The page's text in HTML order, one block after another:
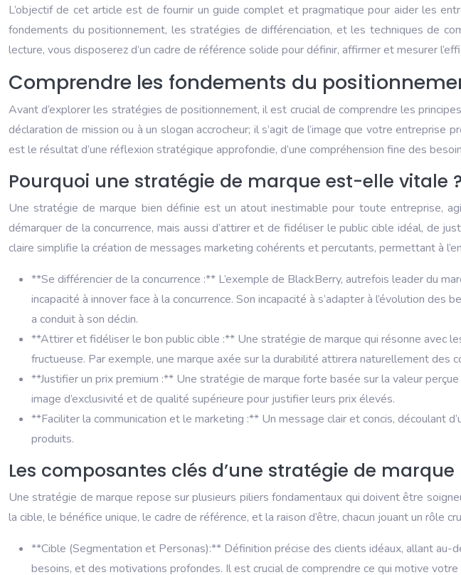
L’objectif de cet article est de fournir un guide complet et pragmatique pour aider les
fondements du positionnement, les stratégies de différenciation, et les techniques de
lecture, vous disposerez d’un cadre de référence solide pour définir, affirmer et mesurer
Comprendre les fondements du
Avant d’explorer les stratégies de positionnement, il est crucial de comprendre les
déclaration de mission ou à un slogan accrocheur; il s’agit de l’image que votre
est le résultat d’une réflexion stratégique approfondie, d’une compréhension fine des
Pourquoi une stratégie de marque est-elle vitale ?
Une stratégie de marque bien définie est un atout inestimable pour toute entreprise,
démarquer de la concurrence, mais aussi d’attirer et de fidéliser le public cible idéal, de
claire simplifie la création de messages marketing cohérents et percutants, permettant à
**Se différencier de la concurrence :** L’exemple de BlackBerry, autrefois leader du
incapacité à innover face à la concurrence. Son incapacité à s’adapter à l’évolution
a conduit à son déclin.
**Attirer et fidéliser le bon public cible :** Une stratégie de marque qui résonne avec
fructueuse. Par exemple, une marque axée sur la durabilité attirera naturellement des
**Justifier un prix premium :** Une stratégie de marque forte basée sur la valeur
image d’exclusivité et de qualité supérieure pour justifier leurs prix élevés.
**Faciliter la communication et le marketing :** Un message clair et concis, découlant
produits.
Les composantes clés d’une stratégie de marque
Une stratégie de marque repose sur plusieurs piliers fondamentaux qui doivent être
la cible, le bénéfice unique, le cadre de référence, et la raison d’être, chacun jouant un rôle
**Cible (Segmentation et Personas):** Définition précise des clients idéaux, allant
besoins, et des motivations profondes. Il est crucial de comprendre ce qui motive